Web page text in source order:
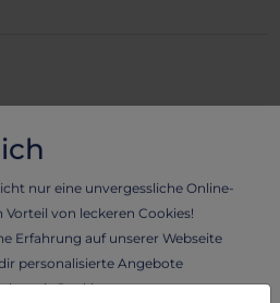
nur eine unvergessliche Online-
von leckeren Cookies!
Erfahrung auf unserer Webseite
personalisierte Angebote
wir Cookies.